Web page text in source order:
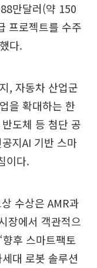
만달러(약 150
프로젝트를 수주
다.
, 자동차 산업군
을 확대하는 한
도체 등 첨단 공
지AI 기반 스마
이다.
수상은 AMR과
장에서 객관적으
후 스마트팩토
대 로봇 솔루션